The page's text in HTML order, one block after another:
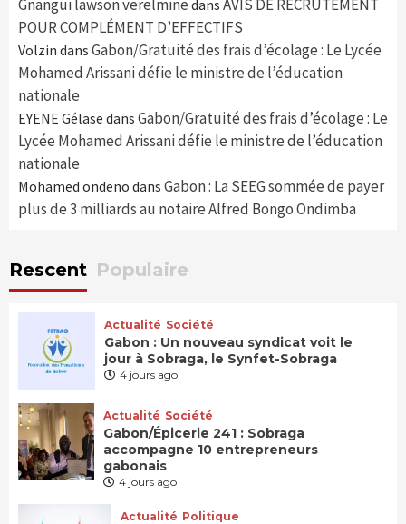
Gnangui lawson verelmine dans AVIS DE RECRUTEMENT
POUR COMPLÉMENT D’EFFECTIFS
Volzin dans Gabon/Gratuité des frais d’écolage : Le Lycée
Mohamed Arissani défie le ministre de l’éducation
nationale
EYENE Gélase dans Gabon/Gratuité des frais d’écolage : Le
Lycée Mohamed Arissani défie le ministre de l’éducation
nationale
Mohamed ondeno dans Gabon : La SEEG sommée de payer
plus de 3 milliards au notaire Alfred Bongo Ondimba
Rescent Populaire
Actualité Société
Gabon : Un nouveau syndicat voit le
jour à Sobraga, le Synfet-Sobraga
4 jours ago
Actualité Société
Gabon/Épicerie 241 : Sobraga
accompagne 10 entrepreneurs
gabonais
4 jours ago
Actualité Politique